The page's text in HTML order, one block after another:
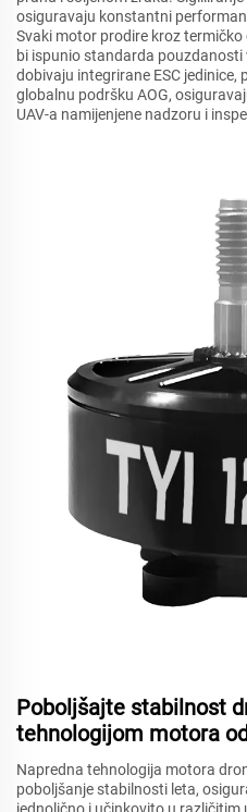
osiguravaju konstantni
Svaki motor prodire kroz
bi ispunio standarda
dobivaju integrirane ESC
globalnu podršku AOG,
UAV-a namijenjene nadzoru i
Poboljšajte stabilnost
tehnologijom motora
Napredna tehnologija motora
poboljšanje stabilnosti leta,